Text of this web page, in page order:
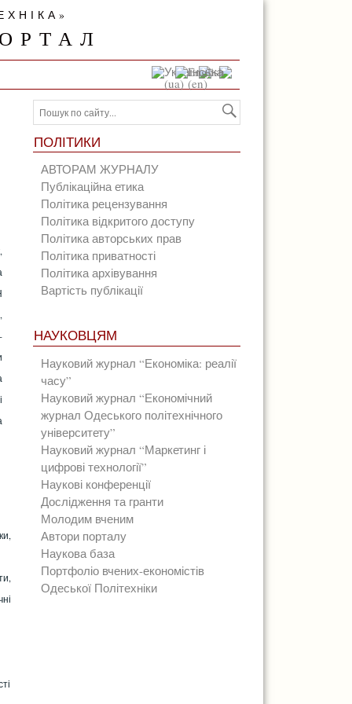
ПОЛІТИКИ
АВТОРАМ ЖУРНАЛУ
Публікаційна етика
Політика рецензування
Політика відкритого доступу
Політика авторських прав
Політика приватності
Політика архівування
Вартість публікації
НАУКОВЦЯМ
Науковий журнал “Економіка: реалії
часу”
Науковий журнал “Економічний
журнал Одеського політехнічного
університету”
Науковий журнал “Маркетинг і
цифрові технології”
Наукові конференції
Дослідження та гранти
Молодим вченим
Автори порталу
Наукова база
Портфоліо вчених-економістів
Одеської Політехніки